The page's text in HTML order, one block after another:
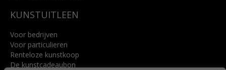
KUNSTUITLEEN
Voor bedrijven
Voor particulieren
Renteloze kunstkoop
De kunstcadeaubon